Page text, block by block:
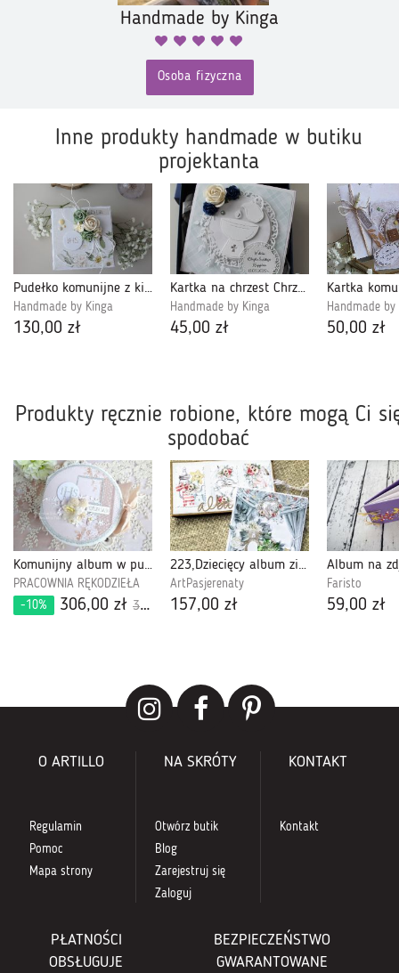
Handmade by Kinga
Osoba fizyczna
Inne produkty handmade w butiku
projektanta
Pudełko komunijne z kielichem
Handmade by Kinga
130,00 zł
Kartka na chrzest Chrzcielnica
Handmade by Kinga
45,00 zł
Handmade by
50,00 zł
Produkty ręcznie robione, które mogą Ci
spodobać
Komunijny album w pudełku 618
PRACOWNIA RĘKODZIEŁA
-10%
306,00 zł 340,00 zł
223,Dziecięcy album zig-zag w komplecie z kartką.
ArtPasjerenaty
157,00 zł
Faristo
59,00 zł
O ARTILLO
Regulamin
Pomoc
Mapa strony
NA SKRÓTY
Otwórz butik
Blog
Zarejestruj się
Zaloguj
KONTAKT
Kontakt
PŁATNOŚCI
OBSŁUGUJE
BEZPIECZEŃSTWO
GWARANTOWANE